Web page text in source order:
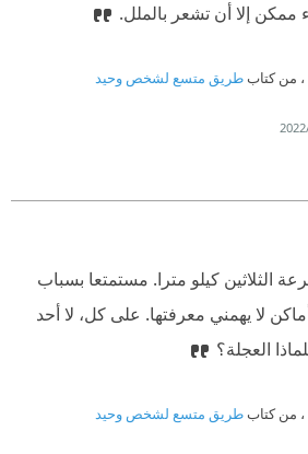
إلا أن تشعر بالملل.
، من كتابطريق متسع لشخص وحيد
الثلاثين كيلو مترا. مستمتعا بسباب
لا يهمني معرفتها. على كل، لا أحد
العجلة؟
، من كتابطريق متسع لشخص وحيد